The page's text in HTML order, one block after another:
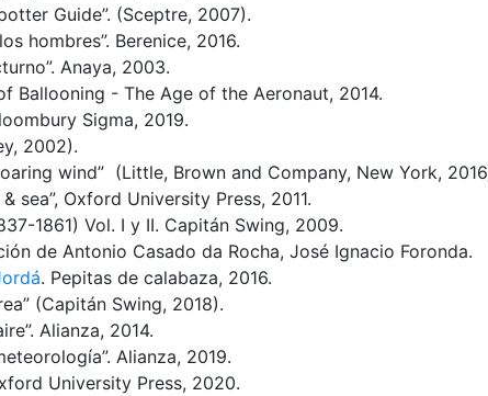
Guide”. (Sceptre, 2007).
hombres”. Berenice, 2016.
Anaya, 2003.
Ballooning - The Age of the Aeronaut, 2014.
Sigma, 2019.
2002).
wind” (Little, Brown and Company, New York,
sea”, Oxford University Press, 2011.
1861) Vol. I y II. Capitán Swing, 2009.
de Antonio Casado da Rocha, José Ignacio Foronda.
. Pepitas de calabaza, 2016.
(Capitán Swing, 2018).
Alianza, 2014.
Alianza, 2019.
University Press, 2020.